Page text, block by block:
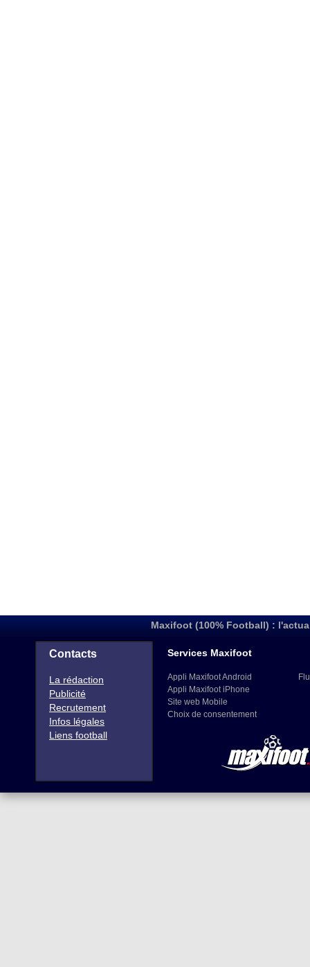
Maxifoot (100% Football) :
Contacts
La rédaction
Publicité
Recrutement
Infos légales
Liens football
Services Maxifoot
Appli Maxifoot Android
Appli Maxifoot iPhone
Site web Mobile
Choix de consentement